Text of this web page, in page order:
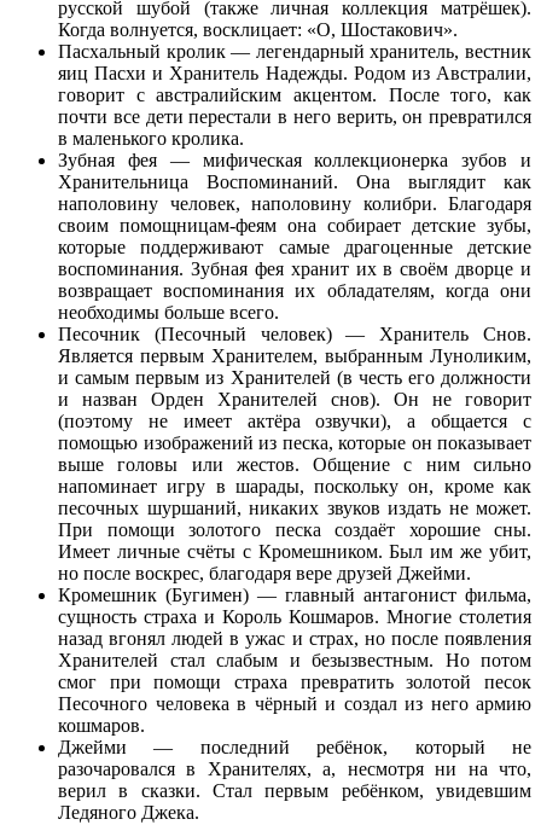
русской шубой (также личная коллекция матрёшек).
Когда волнуется, восклицает: «О, Шостакович».
Пасхальный кролик — легендарный хранитель, вестник
яиц Пасхи и Хранитель Надежды. Родом из Австралии,
говорит с австралийским акцентом. После того, как
почти все дети перестали в него верить, он превратился
в маленького кролика.
Зубная фея — мифическая коллекционерка зубов и
Хранительница Воспоминаний. Она выглядит как
наполовину человек, наполовину колибри. Благодаря
своим помощницам-феям она собирает детские зубы,
которые поддерживают самые драгоценные детские
воспоминания. Зубная фея хранит их в своём дворце и
возвращает воспоминания их обладателям, когда они
необходимы больше всего.
Песочник (Песочный человек) — Хранитель Снов.
Является первым Хранителем, выбранным Луноликим,
и самым первым из Хранителей (в честь его должности
и назван Орден Хранителей снов). Он не говорит
(поэтому не имеет актёра озвучки), а общается с
помощью изображений из песка, которые он показывает
выше головы или жестов. Общение с ним сильно
напоминает игру в шарады, поскольку он, кроме как
песочных шуршаний, никаких звуков издать не может.
При помощи золотого песка создаёт хорошие сны.
Имеет личные счёты с Кромешником. Был им же убит,
но после воскрес, благодаря вере друзей Джейми.
Кромешник (Бугимен) — главный антагонист фильма,
сущность страха и Король Кошмаров. Многие столетия
назад вгонял людей в ужас и страх, но после появления
Хранителей стал слабым и безызвестным. Но потом
смог при помощи страха превратить золотой песок
Песочного человека в чёрный и создал из него армию
кошмаров.
Джейми — последний ребёнок, который не
разочаровался в Хранителях, а, несмотря ни на что,
верил в сказки. Стал первым ребёнком, увидевшим
Ледяного Джека.